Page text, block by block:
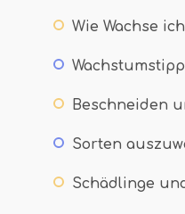
Wie Wachse ich
Beschneiden
Sorten
Schädlinge